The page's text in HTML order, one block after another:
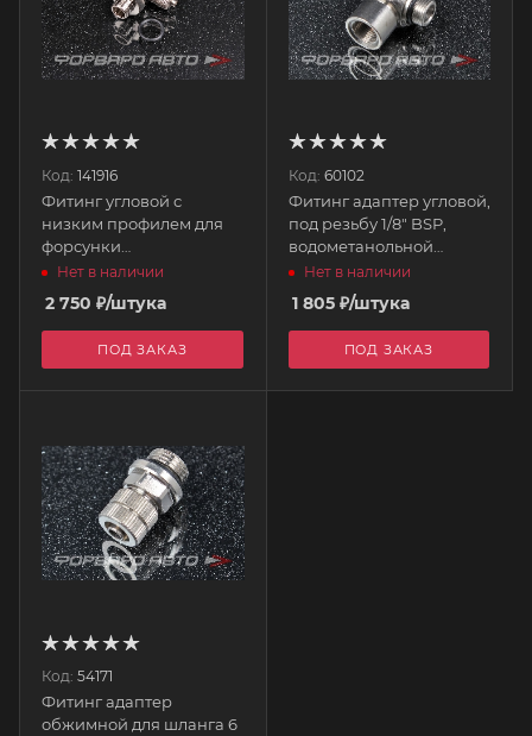
Код: 141916
Фитинг угловой с
низким профилем для
форсунки
водометанольной
системы, под шланг 4мм
806-388M AQUAMIST
Нет в наличии
2 750 ₽/штука
ПОД ЗАКАЗ
Код: 60102
Фитинг адаптер угловой,
под резьбу 1/8" BSP,
водометанольной
системы 806-399
AQUAMIST
Нет в наличии
1 805₽/штука
ПОД ЗАКАЗ
Код: 54171
Фитинг адаптер
обжимной для шланга 6